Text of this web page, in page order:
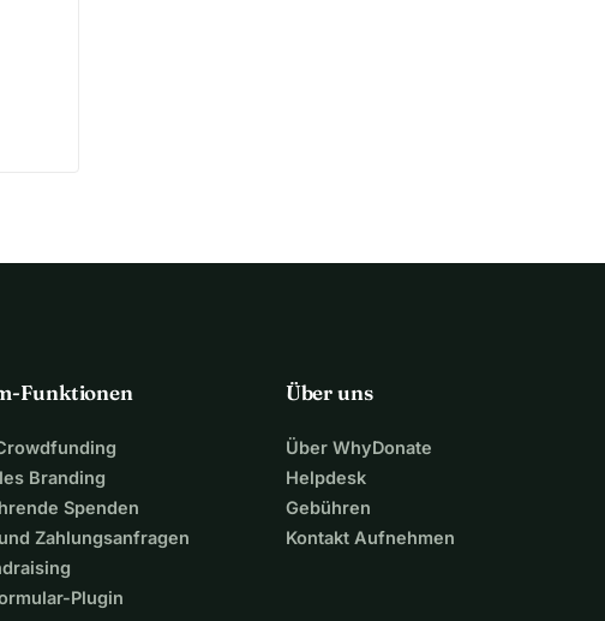
Funktionen
Branding
Spenden
Zahlungsanfragen
Plugin
Über uns
Über WhyDonate
Helpdesk
Gebühren
Kontakt Aufnehmen